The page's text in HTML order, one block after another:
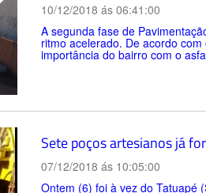
10/12/2018 ás 06:41:00
A segunda fase de
ritmo acelerado. De acordo
importância do bairro com o
Sete poços artesianos já
07/12/2018 ás 10:05:00
Ontem (6) foi à vez do Tatuapé